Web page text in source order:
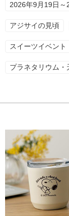
2026年9月19日～
アジサイの見頃
スイーツイベント
プラネタリウム・